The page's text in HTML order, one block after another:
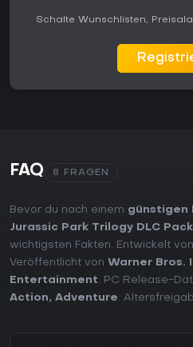
Schalte Wunschlisten,
FAQ 8 FRAGEN
Bevor du nach einem günstigen
Jurassic Park Trilogy DLC Pack
wichtigsten Fakten. Entwickelt von
Veröffentlicht von Warner Bros.
Entertainment. PC Release-
Action, Adventure.